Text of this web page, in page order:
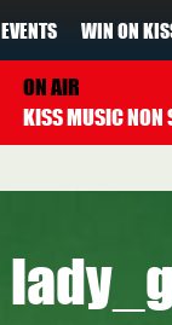
EVENTS WIN ON
ON AIR